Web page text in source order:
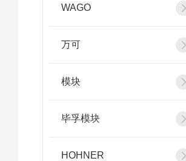
WAGO
万可
模块
毕孚模块
HOHNER